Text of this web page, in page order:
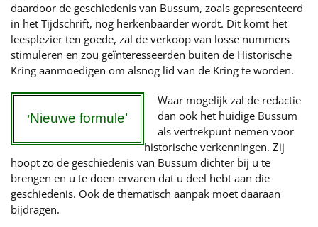
daardoor de geschiedenis van Bussum, zoals gepresenteerd
in het Tijdschrift, nog herkenbaarder wordt. Dit komt het
leesplezier ten goede, zal de verkoop van losse nummers
stimuleren en zou geïnteresseerden buiten de Historische
Kring aanmoedigen om alsnog lid van de Kring te worden.
‘Nieuwe formule’
Waar mogelijk zal de redactie
dan ook het huidige Bussum
als vertrekpunt nemen voor
historische verkenningen. Zij
hoopt zo de geschiedenis van Bussum dichter bij u te
brengen en u te doen ervaren dat u deel hebt aan die
geschiedenis. Ook de thematisch aanpak moet daaraan
bijdragen.